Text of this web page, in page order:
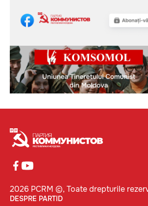
2026 PCRM ©, Toate drepturile
DESPRE PARTID